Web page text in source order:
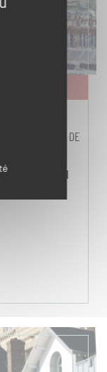
DISPARITION DE
pinceau